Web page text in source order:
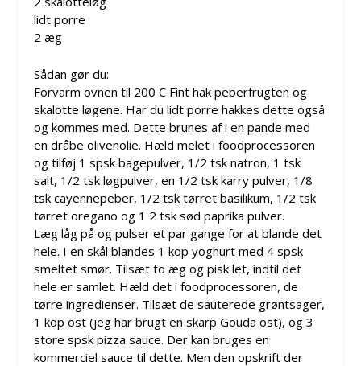
lidt porre
2 æg
Sådan gør du:
Forvarm ovnen til 200 C Fint hak peberfrugten og
skalotte løgene. Har du lidt porre hakkes dette også
og kommes med. Dette brunes af i en pande med
en dråbe olivenolie. Hæld melet i foodprocessoren
og tilføj 1 spsk bagepulver, 1/2 tsk natron, 1 tsk
salt, 1/2 tsk løgpulver, en 1/2 tsk karry pulver, 1/8
tsk cayennepeber, 1/2 tsk tørret basilikum, 1/2 tsk
tørret oregano og 1 2 tsk sød paprika pulver.
Læg låg på og pulser et par gange for at blande det
hele. I en skål blandes 1 kop yoghurt med 4 spsk
smeltet smør. Tilsæt to æg og pisk let, indtil det
hele er samlet. Hæld det i foodprocessoren, de
tørre ingredienser. Tilsæt de sauterede grøntsager,
1 kop ost (jeg har brugt en skarp Gouda ost), og 3
store spsk pizza sauce. Der kan bruges en
kommerciel sauce til dette. Men den opskrift der